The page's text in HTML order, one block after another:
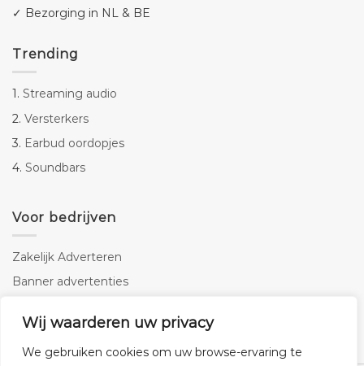
Wij waarderen uw privacy
We gebruiken cookies om uw browse-ervaring te
✓ Bezorging in NL & BE
Trending
1. Streaming audio
2. Versterkers
3. Earbud oordopjes
4. Soundbars
Voor bedrijven
Zakelijk Adverteren
Banner advertenties
SEO copywriting